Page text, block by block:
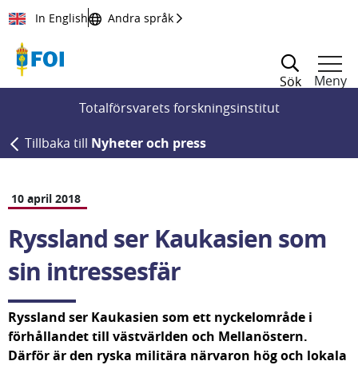
Till innehållet
In English Andra språk
Sök
Meny
Totalförsvarets forskningsinstitut
Tillbaka till Nyheter och press
10 april 2018
Ryssland ser Kaukasien som
sin intressesfär
Ryssland ser Kaukasien som ett nyckelområde i
förhållandet till västvärlden och Mellanöstern.
Därför är den ryska militära närvaron hög och lokala